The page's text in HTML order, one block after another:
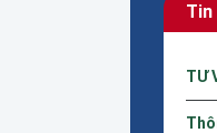
Tin
TƯ